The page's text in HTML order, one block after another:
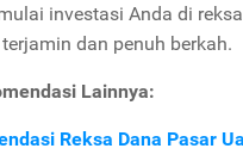
investasi Anda di
dan penuh berkah.
Lainnya:
Reksa Dana Pasar